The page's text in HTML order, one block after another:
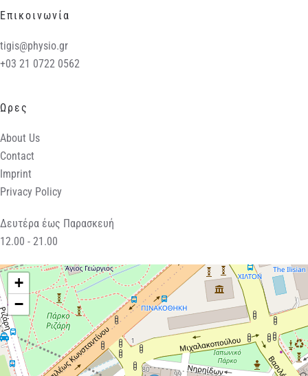
Επικοινωνία
tigis@physio.gr
+03 21 0722 0562
Ωρες
About Us
Contact
Imprint
Privacy Policy
Δευτέρα έως Παρασκευή
12.00 - 21.00
+
−